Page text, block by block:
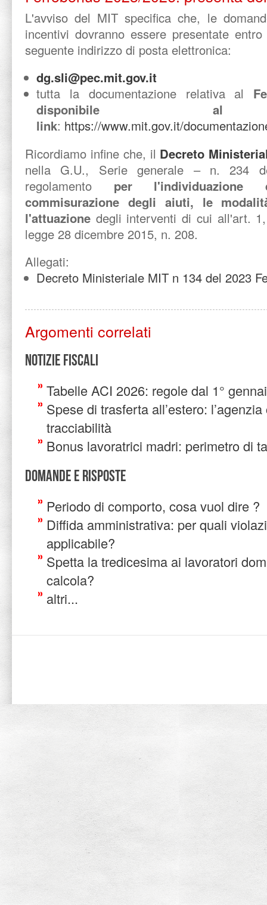
L'avviso del MIT specifica che, le
incentivi dovranno essere presentate
seguente indirizzo di posta elettronica:
dg.sli@pec.mit.gov.it
tutta la documentazione relativa al
disponibile al
link: https://www.mit.gov.it/
Ricordiamo infine che, il Decreto
nella G.U., Serie generale – n. 234
regolamento per
commisurazione degli aiuti, le
l'attuazione degli interventi di cui all'art.
legge 28 dicembre 2015, n. 208.
Allegati:
Decreto Ministeriale MIT n 134 del 2023
Argomenti correlati
Notizie Fiscali
Tabelle ACI 2026: regole dal 1°
Spese di trasferta all’estero:
tracciabilità
Bonus lavoratrici madri: perimetro di
Domande e risposte
Periodo di comporto, cosa vuol dire ?
Diffida amministrativa: per quali
applicabile?
Spetta la tredicesima ai lavoratori
calcola?
altri...